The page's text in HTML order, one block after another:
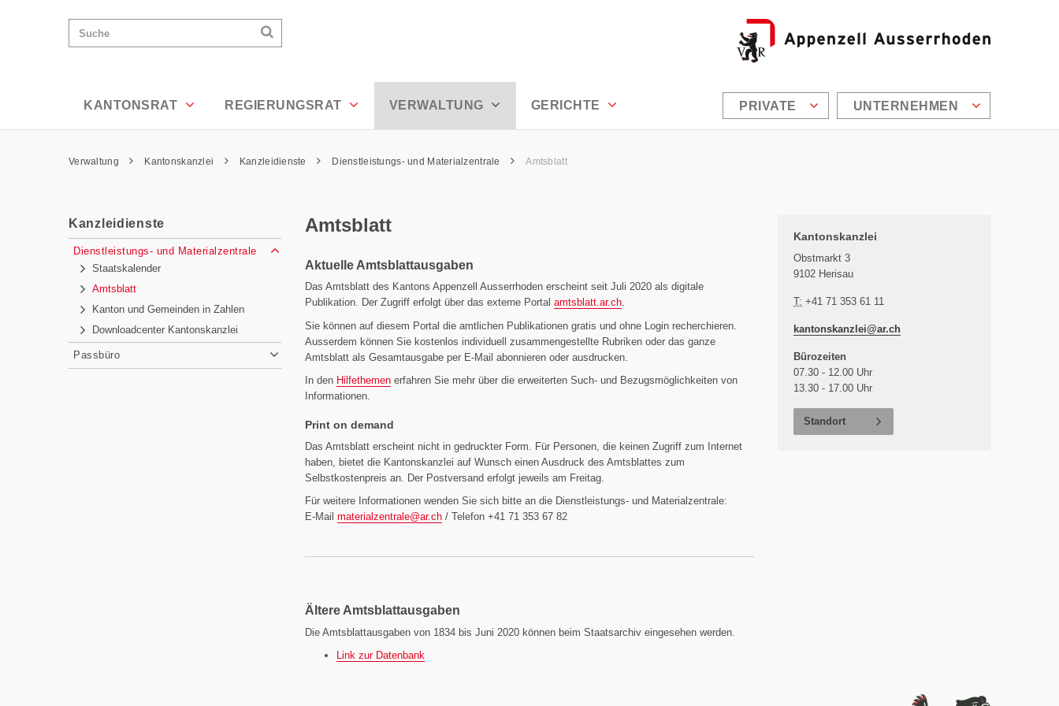
Suchen
KANTONSRAT
REGIERUNGSRAT VERWALTUNG GERICHTE PRIVATE UNTERNEHMEN
Inhalt
Pfadnavigation
Verwaltung Kantonskanzlei Kanzleidienste Dienstleistungs- und Materialzentrale Amtsblatt
Kanzleidienste
Subnavigation
Dienstleistungs- und Materialzentrale
Staatskalender
Amtsblatt
Kanton und Gemeinden in Zahlen
Downloadcenter Kantonskanzlei
Passbüro
Amtsblatt
Aktuelle Amtsblattausgaben
Das Amtsblatt des Kantons Appenzell Ausserrhoden erscheint seit Juli 2020 als digitale
Publikation. Der Zugriff erfolgt über das externe Portal amtsblatt.ar.ch.
Sie können auf diesem Portal die amtlichen Publikationen gratis und ohne Login recherchieren.
Ausserdem können Sie kostenlos individuell zusammengestellte Rubriken oder das ganze
Amtsblatt als Gesamtausgabe per E-Mail abonnieren oder ausdrucken.
In den Hilfethemen erfahren Sie mehr über die erweiterten Such- und Bezugsmöglichkeiten von
Informationen.
Print on demand
Das Amtsblatt erscheint nicht in gedruckter Form. Für Personen, die keinen Zugriff zum Internet
haben, bietet die Kantonskanzlei auf Wunsch einen Ausdruck des Amtsblattes zum
Selbstkostenpreis an. Der Postversand erfolgt jeweils am Freitag.
Für weitere Informationen wenden Sie sich bitte an die Dienstleistungs- und Materialzentrale:
E-Mail materialzentrale@ar.ch / Telefon +41 71 353 67 82
Ältere Amtsblattausgaben
Die Amtsblattausgaben von 1834 bis Juni 2020 können beim Staatsarchiv eingesehen werden.
Link zur Datenbank
Kantonskanzlei
Obstmarkt 3
9102 Herisau
T: +41 71 353 61 11
kantonskanzlei@ar.ch
Bürozeiten
07.30 - 12.00 Uhr
13.30 - 17.00 Uhr
Standort